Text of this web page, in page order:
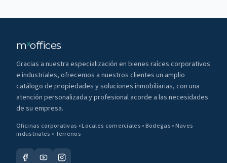
mxoffices
Gracias a nuestra especialización en bienes raíces corporativos
e industriales, ofrecemos a nuestros clientes un amplio
catálogo de propiedades y soluciones inmobiliarias, con una
atención personalizada y profesional acorde a las necesidades
de su empresa.
Oficinas corporativas • Locales comerciales • Bodegas • Naves
industriales • Terrenos